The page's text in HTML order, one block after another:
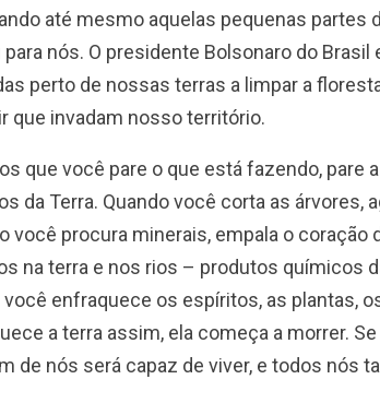
até mesmo aquelas pequenas partes
para nós. O presidente Bolsonaro do
perto de nossas terras a limpar a
que invadam nosso território.
que você pare o que está fazendo, pare
da Terra. Quando você corta as
você procura minerais, empala o coração
na terra e nos rios – produtos químicos
enfraquece os espíritos, as plantas,
a terra assim, ela começa a morrer.
de nós será capaz de viver, e todos nós